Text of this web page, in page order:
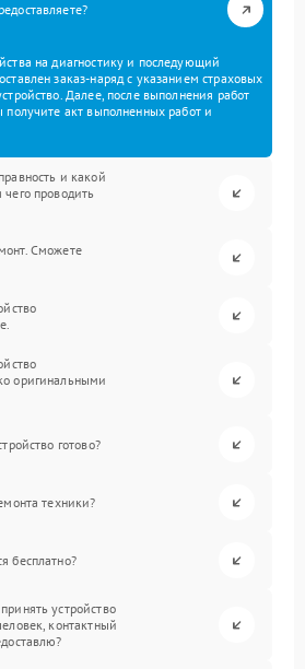
на диагностику и последующий
заказ-наряд с указанием страховых
Далее, после выполнения работ
получите акт выполненных работ и
и какой
проводить
Сможете
оригинальными
готово?
техники?
бесплатно?
устройство
контактный